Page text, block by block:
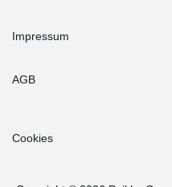
Impressum
AGB
Cookies